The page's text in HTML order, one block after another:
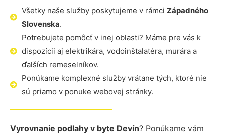
Všetky naše služby poskytujeme v rámci Západného
Slovenska.
Potrebujete pomôcť v inej oblasti? Máme pre vás k
dispozícii aj elektrikára, vodoinštalatéra, murára a
ďalších remeselníkov.
Ponúkame komplexné služby vrátane tých, ktoré nie
sú priamo v ponuke webovej stránky.
Vyrovnanie podlahy v byte Devín? Ponúkame vám